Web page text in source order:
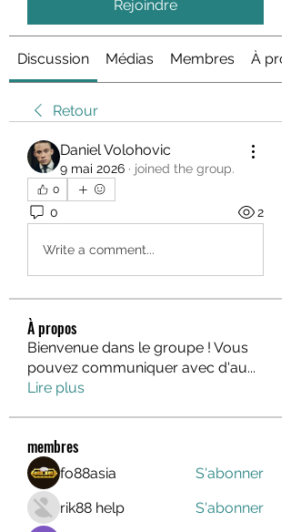
Rejoindre
Discussion Médias Membres À
Retour
Daniel Volohovic
9 mai 2026 · joined the group.
0
0 2
Write a comment...
À propos
Bienvenue dans le groupe ! Vous
pouvez communiquer avec d'au...
Lire plus
membres
fo88asia
S'abonner
rik88 help
S'abonner